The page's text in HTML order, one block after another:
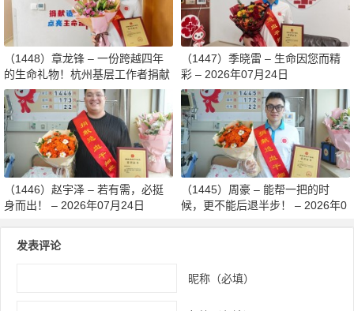
（1448）章龙锋 – 一份跨越四年
的生命礼物！杭州基层工作者捐献
造血干细胞传递希望 – 2026年07
月27日
（1447）季晓雷 – 生命因您而精
彩 – 2026年07月24日
（1446）赵宇泽 – 若有需，必挺
身而出！ – 2026年07月24日
（1445）周豪 – 能帮一把的时
候，更不能后退半步！ – 2026年0
发表评论
昵称（必填）